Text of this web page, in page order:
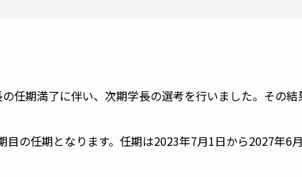
任期満了に伴い、次期学長の選考を行いました。その
の任期となります。任期は2023年7月1日から2027年6